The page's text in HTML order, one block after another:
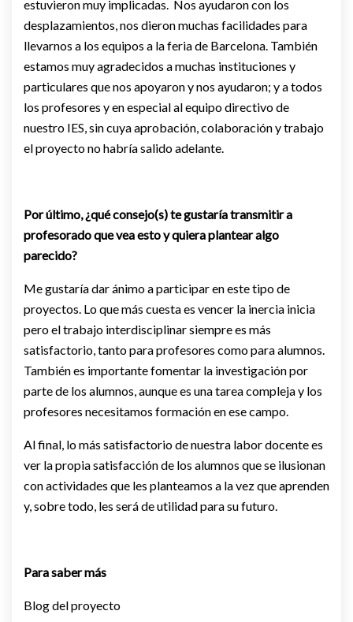
estuvieron muy implicadas. Nos ayudaron con los
desplazamientos, nos dieron muchas facilidades para
llevarnos a los equipos a la feria de Barcelona. También
estamos muy agradecidos a muchas instituciones y
particulares que nos apoyaron y nos ayudaron; y a todos
los profesores y en especial al equipo directivo de
nuestro IES, sin cuya aprobación, colaboración y trabajo
el proyecto no habría salido adelante.
Por último, ¿qué consejo(s) te gustaría transmitir a
profesorado que vea esto y quiera plantear algo
parecido?
Me gustaría dar ánimo a participar en este tipo de
proyectos. Lo que más cuesta es vencer la inercia inicia
pero el trabajo interdisciplinar siempre es más
satisfactorio, tanto para profesores como para alumnos.
También es importante fomentar la investigación por
parte de los alumnos, aunque es una tarea compleja y los
profesores necesitamos formación en ese campo.
Al final, lo más satisfactorio de nuestra labor docente es
ver la propia satisfacción de los alumnos que se ilusionan
con actividades que les planteamos a la vez que aprenden
y, sobre todo, les será de utilidad para su futuro.
Para saber más
Blog del proyecto